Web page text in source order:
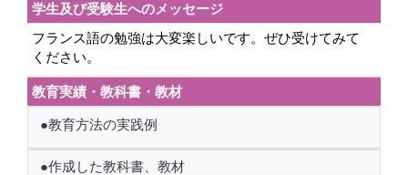
学生及び受験生へのメッセージ
フランス語の勉強は大変楽しいです。ぜひ受けてみて
ください。
教育実績・教科書・教材
●教育方法の実践例
●作成した教科書、教材